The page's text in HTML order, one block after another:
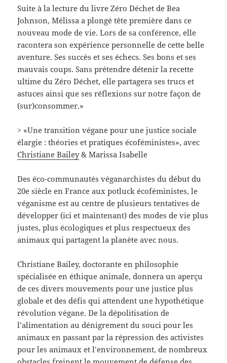
Suite à la lecture du livre Zéro Déchet de Bea
Johnson, Mélissa a plongé tête première dans ce
nouveau mode de vie. Lors de sa conférence, elle
racontera son expérience personnelle de cette belle
aventure. Ses succès et ses échecs. Ses bons et ses
mauvais coups. Sans prétendre détenir la recette
ultime du Zéro Déchet, elle partagera ses trucs et
astuces ainsi que ses réflexions sur notre façon de
(sur)consommer.»
> «Une transition végane pour une justice sociale
élargie : théories et pratiques écoféministes», avec
Christiane Bailey& Marissa Isabelle
Des éco-communautés véganarchistes du début du
20e siècle en France aux potluck écoféministes, le
véganisme est au centre de plusieurs tentatives de
développer (ici et maintenant) des modes de vie plus
justes, plus écologiques et plus respectueux des
animaux qui partagent la planète avec nous.
Christiane Bailey, doctorante en philosophie
spécialisée en éthique animale, donnera un aperçu
de ces divers mouvements pour une justice plus
globale et des défis qui attendent une hypothétique
révolution végane. De la dépolitisation de
l’alimentation au dénigrement du souci pour les
animaux en passant par la répression des activistes
pour les animaux et l’environnement, de nombreux